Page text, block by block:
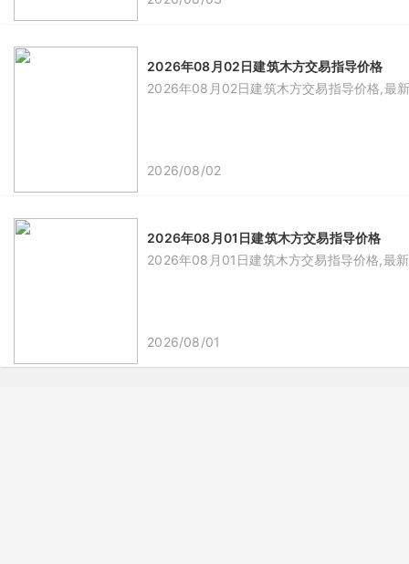
2026年08月02日建筑木方交易指导价格
2026年08月02日建筑木方交易指导价格,最
2026/08/02
2026年08月01日建筑木方交易指导价格
2026年08月01日建筑木方交易指导价格,最
2026/08/01